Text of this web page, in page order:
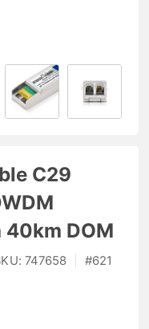
C29
40km DOM
747658 #621